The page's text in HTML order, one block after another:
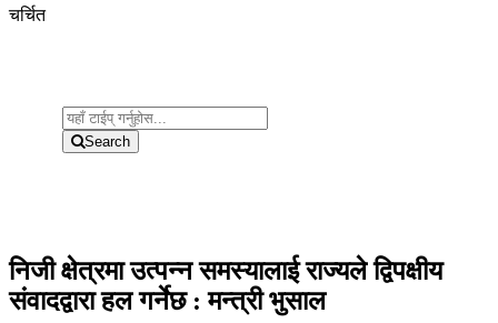
चर्चित
Search
निजी क्षेत्रमा उत्पन्न समस्यालाई राज्यले द्विपक्षीय
संवादद्वारा हल गर्नेछ : मन्त्री भुसाल